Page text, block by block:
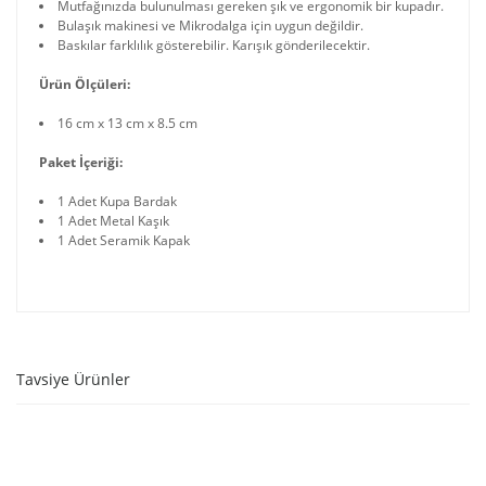
Mutfağınızda bulunulması gereken şık ve ergonomik bir kupadır.
Bulaşık makinesi ve Mikrodalga için uygun değildir.
Baskılar farklılık gösterebilir. Karışık gönderilecektir.
Ürün Ölçüleri:
16 cm x 13 cm x 8.5 cm
Paket İçeriği:
1 Adet Kupa Bardak
1 Adet Metal Kaşık
1 Adet Seramik Kapak
Tavsiye Ürünler